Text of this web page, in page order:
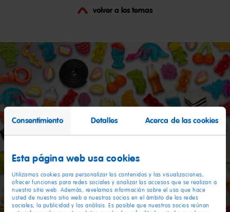
Consentimiento Detalles Acerca de las cookies
Esta página web usa cookies
Utilizamos cookies para personalizar los contenidos y las visualizaciones,
ofrecer funciones para redes sociales y analizar los accesos que se realizan a
nuestro sitio web. Además, revelamos información sobre el uso que hace
usted de nuestro sitio web a nuestros socios en el ámbito de las redes
sociales, la publicidad y los análisis. Es posible que nuestros socios reúnan
volver a los temas